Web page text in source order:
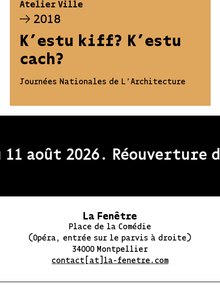
Atelier Ville
2018
K’estu kiff? K’estu
cach?
Journées Nationales de L'Architecture
août 2026. Réouverture
La Fenêtre
Place de la Comédie
(Opéra, entrée sur le parvis à droite)
34000 Montpellier
contact[at]la-fenetre.com